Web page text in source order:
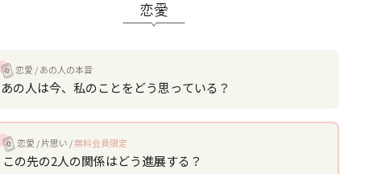
恋愛
恋愛 あの人の本音
あの人は今、私のことをどう思っている？
恋愛 片思い 無料会員限定
この先の2人の関係はどう進展する？